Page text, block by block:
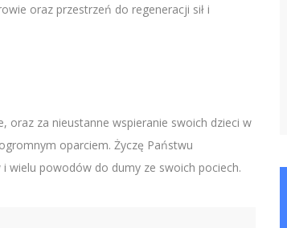
oraz przestrzeń do regeneracji sił i
oraz za nieustanne wspieranie swoich dzieci w
oparciem. Życzę Państwu
wielu powodów do dumy ze swoich pociech.